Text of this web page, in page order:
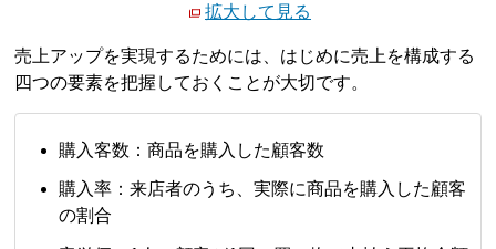
拡大して見る
売上アップを実現するためには、はじめに売上を構成する
四つの要素を把握しておくことが大切です。
購入客数：商品を購入した顧客数
購入率：来店者のうち、実際に商品を購入した顧客
の割合